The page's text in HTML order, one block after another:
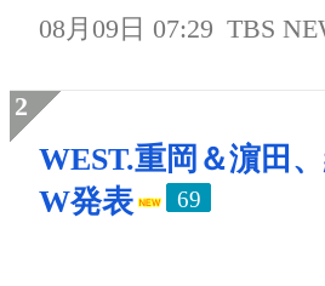
08月09日 07:29 TBS
WEST.重岡＆濵田
W発表
69